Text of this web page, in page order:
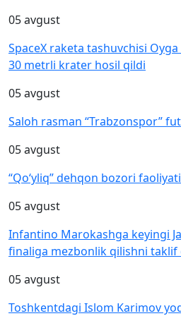
05 avgust
SpaceX raketa tashuvchisi
30 metrli krater hosil qildi
05 avgust
Saloh rasman “Trabzonspor”
05 avgust
“Qo‘yliq” dehqon bozori
05 avgust
Infantino Marokashga keyingi
finaliga mezbonlik qilishni taklif
05 avgust
Toshkentdagi Islom Karimov